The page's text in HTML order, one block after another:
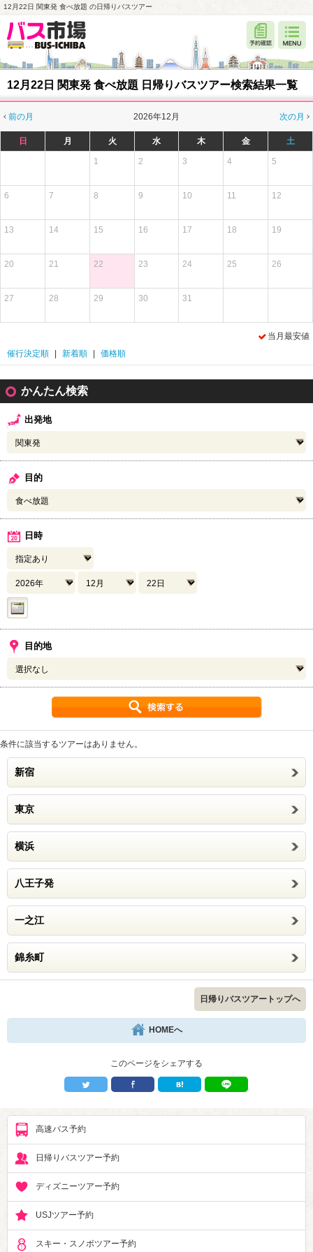
12月22日 関東発 食べ放題 の日帰りバスツアー
12月22日 関東発 食べ放題 日帰りバスツアー検索結果一覧
前の月 次の月
2026年12月
日 月 火 水 木 金 土
1 2 3 4 5
6 7 8 9 10 11 12
13 14 15 16 17 18 19
20 21 22 23 24 25 26
27 28 29 30 31
当月最安値
催行決定順
新着順 価格順
かんたん検索
出発地
目的
日時
目的地
条件に該当するツアーはありません。
新宿
東京
横浜
八王子発
一之江
錦糸町
日帰りバスツアートップへ
HOMEへ
このページをシェアする
高速バス予約
日帰りバスツアー予約
ディズニーツアー予約
USJツアー予約
スキー・スノボツアー予約